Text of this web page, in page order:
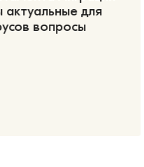
актуальные для
вопросы